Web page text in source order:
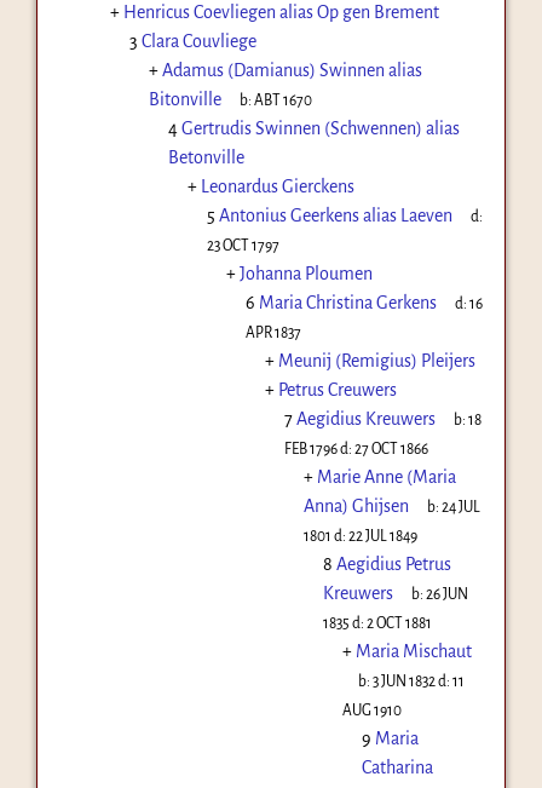
+ Henricus Coevliegen alias Op gen Brement
3 Clara Couvliege
+Adamus (Damianus) Swinnen alias
Bitonville
b:ABT 1670
4Gertrudis Swinnen (Schwennen) alias
Betonville
+ Leonardus Gierckens
5 Antonius Geerkens alias Laeven
d:
23 OCT 1797
+Johanna Ploumen
6 Maria Christina Gerkens d:16
APR 1837
+ Meunij (Remigius) Pleijers
+ Petrus Creuwers
7Aegidius Kreuwers b:18
FEB 1796d: 27 OCT 1866
+ Marie Anne (Maria
Anna) Ghijsen
b:24 JUL
1801 d: 22 JUL 1849
8 Aegidius Petrus
Kreuwers
b:26 JUN
1835 d: 2 OCT 1881
+ Maria Mischaut
b:3 JUN 1832 d:11
AUG 1910
9 Maria
Catharina